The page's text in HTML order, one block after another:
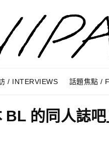
/ INTERVIEWS 話題焦點 /
BL 的同人誌